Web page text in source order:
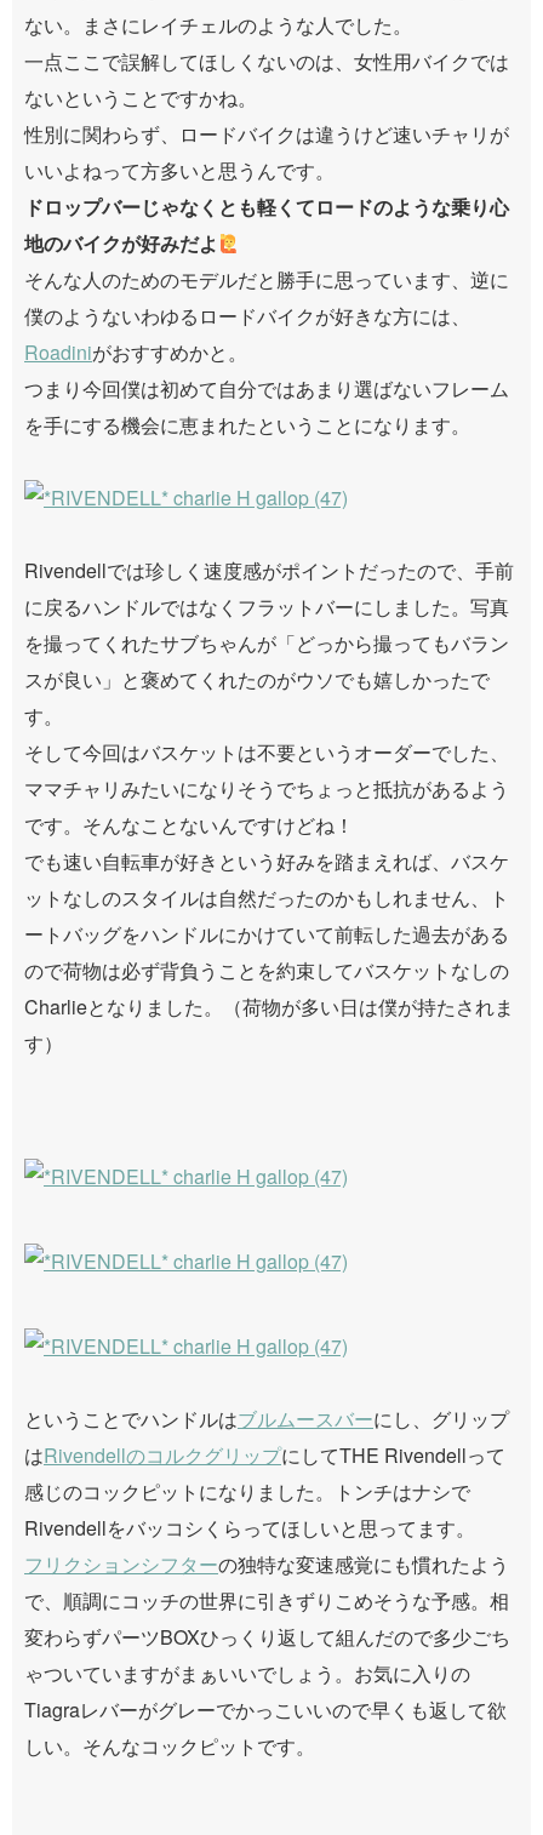
ない。まさにレイチェルのような人でした。
一点ここで誤解してほしくないのは、女性用バイクでは
ないということですかね。
性別に関わらず、ロードバイクは違うけど速いチャリが
いいよねって方多いと思うんです。
ドロップバーじゃなくとも軽くてロードのような乗り心
地のバイクが好みだよ
そんな人のためのモデルだと勝手に思っています、逆に
僕のようないわゆるロードバイクが好きな方には、
Roadiniがおすすめかと。
つまり今回僕は初めて自分ではあまり選ばないフレーム
を手にする機会に恵まれたということになります。
Rivendellでは珍しく速度感がポイントだったので、手前
に戻るハンドルではなくフラットバーにしました。写真
を撮ってくれたサブちゃんが「どっから撮ってもバラン
スが良い」と褒めてくれたのがウソでも嬉しかったで
す。
そして今回はバスケットは不要というオーダーでした、
ママチャリみたいになりそうでちょっと抵抗があるよう
です。そんなことないんですけどね！
でも速い自転車が好きという好みを踏まえれば、バスケ
ットなしのスタイルは自然だったのかもしれません、ト
ートバッグをハンドルにかけていて前転した過去がある
ので荷物は必ず背負うことを約束してバスケットなしの
Charlieとなりました。（荷物が多い日は僕が持たされま
す）
ということでハンドルはブルムースバーにし、グリップ
はRivendellのコルクグリップにしてTHE Rivendellって
感じのコックピットになりました。トンチはナシで
Rivendellをバッコシくらってほしいと思ってます。
フリクションシフターの独特な変速感覚にも慣れたよう
で、順調にコッチの世界に引きずりこめそうな予感。相
変わらずパーツBOXひっくり返して組んだので多少ごち
ゃついていますがまぁいいでしょう。お気に入りの
Tiagraレバーがグレーでかっこいいので早くも返して欲
しい。そんなコックピットです。